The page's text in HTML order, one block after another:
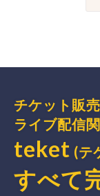
チケット販
ライブ配信
teket (テ
すべて